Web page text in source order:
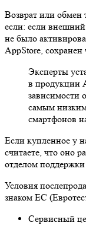
Возврат или обмен
если: если
не было
AppStore, сохранен
Эксперты
в продукции
зависимости
самым низким
смартфонов
Если купленное у
считаете, что оно
отделом
Условия
знаком ЕС
Сервисный